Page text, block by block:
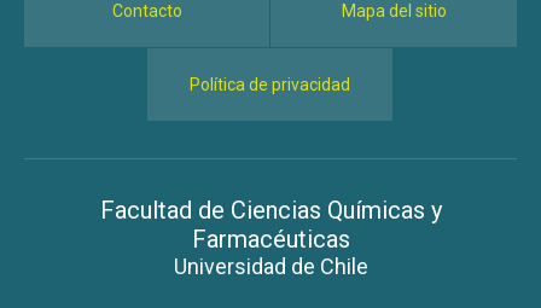
Contacto Mapa del sitio
Política de privacidad
Facultad de Ciencias Químicas y
Farmacéuticas
Universidad de Chile